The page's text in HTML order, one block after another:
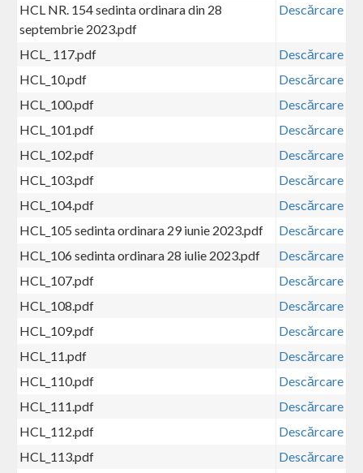
HCL NR. 154 sedinta ordinara din 28
septembrie 2023.pdf
Descărcare
HCL_ 117.pdf
Descărcare
HCL_10.pdf
Descărcare
HCL_100.pdf
Descărcare
HCL_101.pdf
Descărcare
HCL_102.pdf
Descărcare
HCL_103.pdf
Descărcare
HCL_104.pdf
Descărcare
HCL_105 sedinta ordinara 29 iunie 2023.pdf
Descărcare
HCL_106 sedinta ordinara 28 iulie 2023.pdf
Descărcare
HCL_107.pdf
Descărcare
HCL_108.pdf
Descărcare
HCL_109.pdf
Descărcare
HCL_11.pdf
Descărcare
HCL_110.pdf
Descărcare
HCL_111.pdf
Descărcare
HCL_112.pdf
Descărcare
HCL_113.pdf
Descărcare